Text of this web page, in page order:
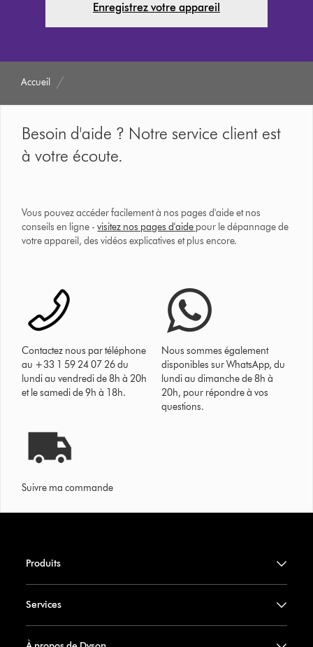
Enregistrez votre appareil
Accueil
Besoin d'aide ? Notre service client est
à votre écoute.
Vous pouvez accéder facilement à nos pages d'aide et nos
conseils en ligne -visitez nos pages d'aide pour le dépannage de
votre appareil, des vidéos explicatives et plus encore.
Contactez nous par téléphone
au +33 1 59 24 07 26 du
lundi au vendredi de 8h à 20h
et le samedi de 9h à 18h.
Nous sommes également
disponibles sur WhatsApp, du
lundi au dimanche de 8h à
20h, pour répondre à vos
questions.
Suivre ma commande
Produits
Services